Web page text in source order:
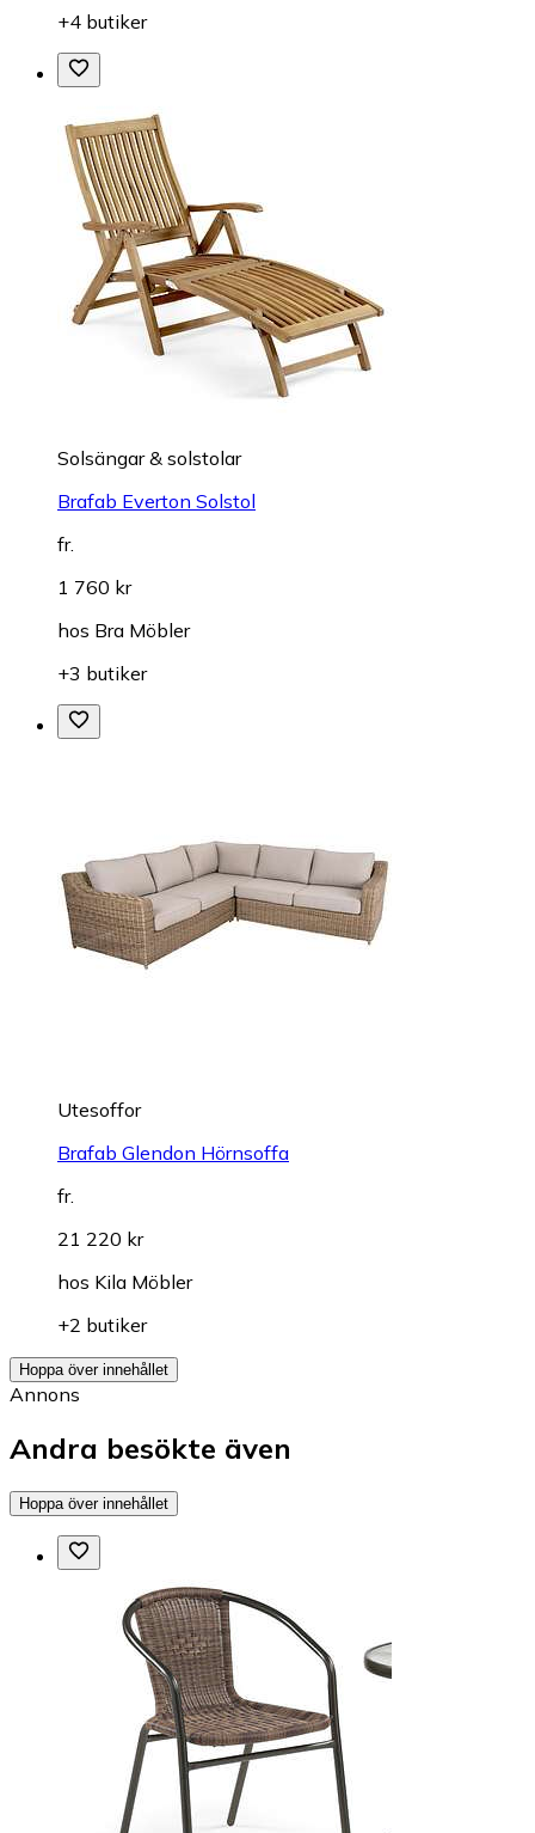
+4 butiker
Solsängar & solstolar
Brafab Everton Solstol
fr.
1 760 kr
hos Bra Möbler
+3 butiker
Utesoffor
Brafab Glendon Hörnsoffa
fr.
21 220 kr
hos Kila Möbler
+2 butiker
Hoppa över innehållet
Annons
Andra besökte även
Hoppa över innehållet